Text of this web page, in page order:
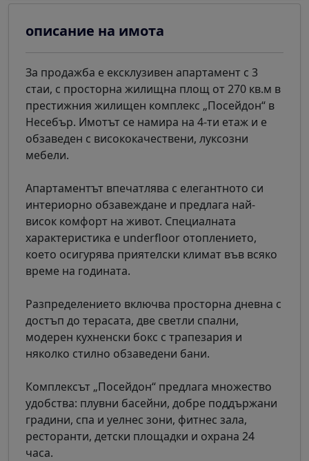
описание на имота
За продажба е ексклузивен апартамент с 3
стаи, с просторна жилищна площ от 270 кв.м в
престижния жилищен комплекс „Посейдон“ в
Несебър. Имотът се намира на 4-ти етаж и е
обзаведен с висококачествени, луксозни
мебели.
Апартаментът впечатлява с елегантното си
интериорно обзавеждане и предлага най-
висок комфорт на живот. Специалната
характеристика е underfloor отоплението,
което осигурява приятелски климат във всяко
време на годината.
Разпределението включва просторна дневна с
достъп до терасата, две светли спални,
модерен кухненски бокс с трапезария и
няколко стилно обзаведени бани.
Комплексът „Посейдон“ предлага множество
удобства: плувни басейни, добре поддържани
градини, спа и уелнес зони, фитнес зала,
ресторанти, детски площадки и охрана 24
часа.